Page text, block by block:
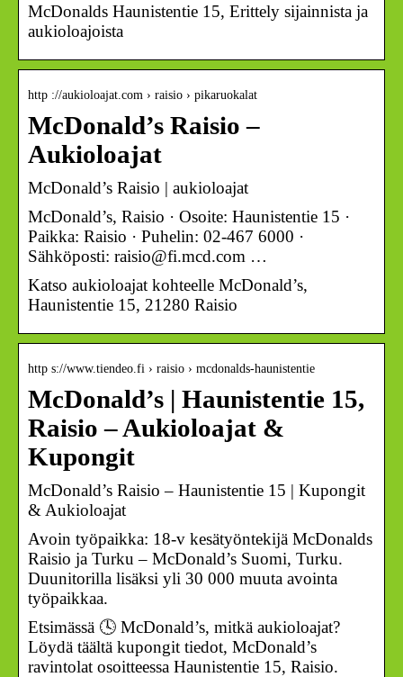
McDonalds Haunistentie 15, Erittely sijainnista ja
aukioloajoista
http ://aukioloajat.com › raisio › pikaruokalat
McDonald’s Raisio –
Aukioloajat
McDonald’s Raisio | aukioloajat
McDonald’s, Raisio · Osoite: Haunistentie 15 ·
Paikka: Raisio · Puhelin: 02-467 6000 ·
Sähköposti: raisio@fi.mcd.com …
Katso aukioloajat kohteelle McDonald’s,
Haunistentie 15, 21280 Raisio
http s://www.tiendeo.fi › raisio › mcdonalds-haunistentie
McDonald’s | Haunistentie 15,
Raisio – Aukioloajat &
Kupongit
McDonald’s Raisio – Haunistentie 15 | Kupongit
& Aukioloajat
Avoin työpaikka: 18-v kesätyöntekijä McDonalds
Raisio ja Turku – McDonald’s Suomi, Turku.
Duunitorilla lisäksi yli 30 000 muuta avointa
työpaikkaa.
Etsimässä 🕓 McDonald’s, mitkä aukioloajat?
Löydä täältä kupongit tiedot, McDonald’s
ravintolat osoitteessa Haunistentie 15, Raisio.